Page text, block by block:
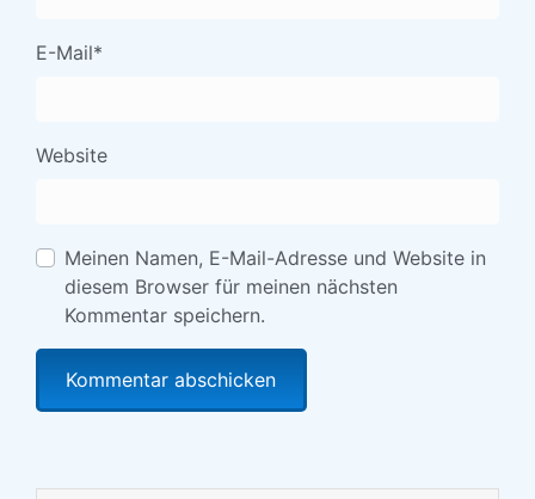
E-Mail*
Website
Meinen Namen, E-Mail-Adresse und Website in
diesem Browser für meinen nächsten
Kommentar speichern.